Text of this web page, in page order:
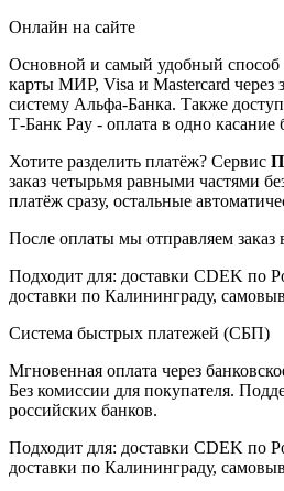
Онлайн на сайте
Основной и самый удобный
карты МИР, Visa и Mastercard
систему Альфа-Банка. Также
Т-Банк Pay - оплата в одно касание
Хотите разделить платёж? Сервис
заказ четырьмя равными частями
платёж сразу, остальные
После оплаты мы отправляем заказ
Подходит для: доставки CDEK по
доставки по Калининграду,
Система быстрых платежей (СБП)
Мгновенная оплата через
Без комиссии для покупателя.
российских банков.
Подходит для: доставки CDEK по
доставки по Калининграду,